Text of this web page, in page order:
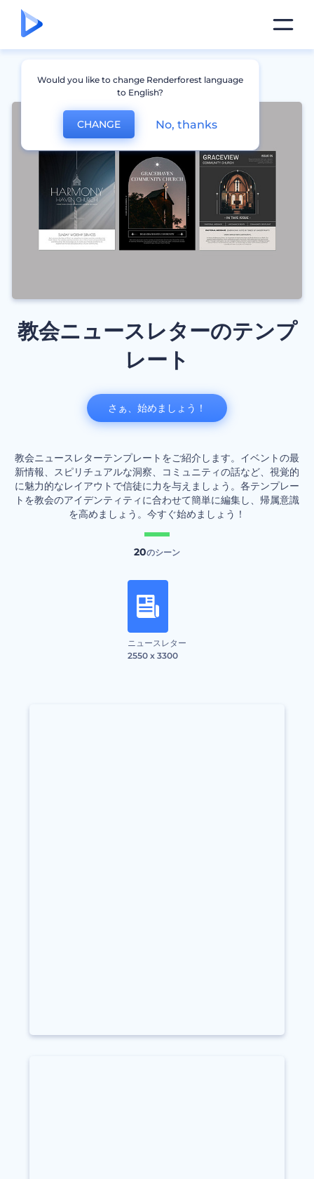
教会ニュースレターのテンプ
レート
教会ニュースレターテンプレートをご紹介します。イベントの最
新情報、スピリチュアルな洞察、コミュニティの話など、視覚的
に魅力的なレイアウトで信徒に力を与えましょう。各テンプレー
トを教会のアイデンティティに合わせて簡単に編集し、帰属意識
を高めましょう。今すぐ始めましょう！
20のシーン
ニュースレター
2550 x 3300
さぁ、始めましょう！
Would you like to change Renderforest language
to English?
CHANGE No, thanks